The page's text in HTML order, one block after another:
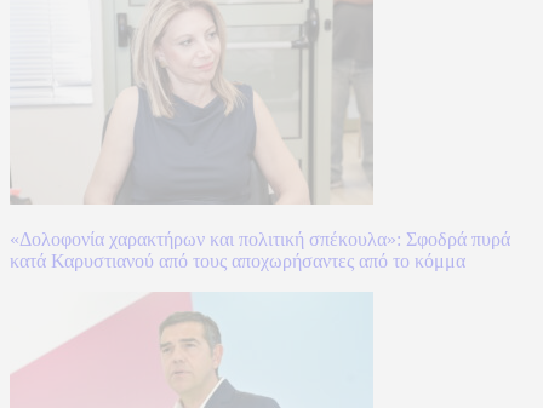
«Δολοφονία χαρακτήρων και πολιτική σπέκουλα»: Σφοδρά πυρά
κατά Καρυστιανού από τους αποχωρήσαντες από το κόμμα